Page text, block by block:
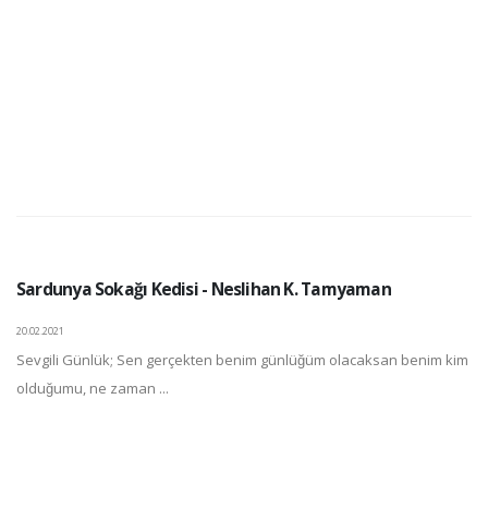
Sardunya Sokağı Kedisi - Neslihan K. Tamyaman
20.02.2021
Sevgili Günlük; Sen gerçekten benim günlüğüm olacaksan benim kim
olduğumu, ne zaman ...